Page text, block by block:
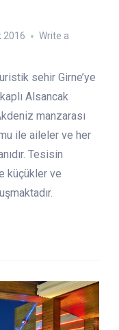
2016
Write a
sehir Girne’ye
Alsancak
manzarası
ile aileler ve her
Tesisin
küçükler ve